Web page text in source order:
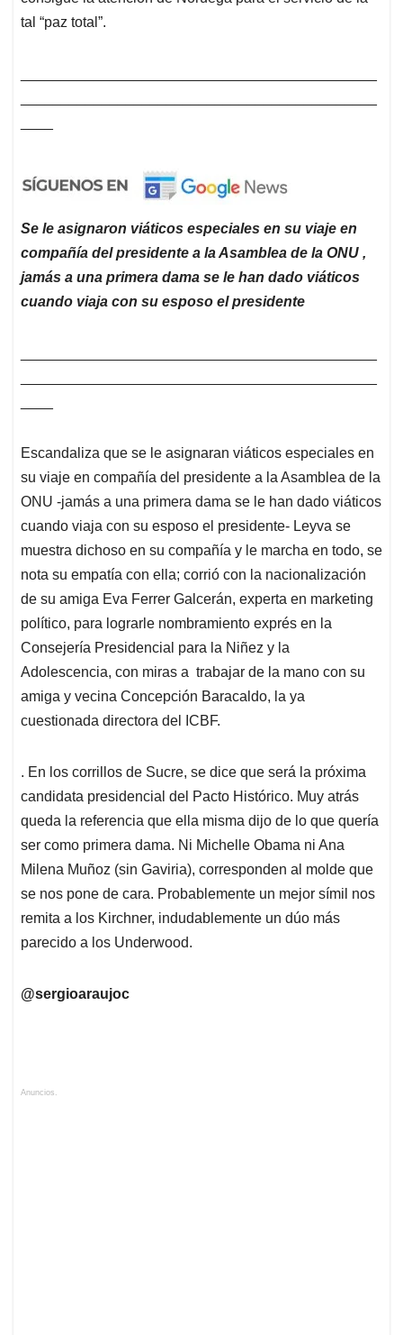
tal “paz total”.
Se le asignaron viáticos especiales en su viaje en
compañía del presidente a la Asamblea de la ONU ,
jamás a una primera dama se le han dado viáticos
cuando viaja con su esposo el presidente
Escandaliza que se le asignaran viáticos especiales en
su viaje en compañía del presidente a la Asamblea de la
ONU -jamás a una primera dama se le han dado viáticos
cuando viaja con su esposo el presidente- Leyva se
muestra dichoso en su compañía y le marcha en todo, se
nota su empatía con ella; corrió con la nacionalización
de su amiga Eva Ferrer Galcerán, experta en marketing
político, para lograrle nombramiento exprés en la
Consejería Presidencial para la Niñez y la
Adolescencia, con miras a trabajar de la mano con su
amiga y vecina Concepción Baracaldo, la ya
cuestionada directora del ICBF.
. En los corrillos de Sucre, se dice que será la próxima
candidata presidencial del Pacto Histórico. Muy atrás
queda la referencia que ella misma dijo de lo que quería
ser como primera dama. Ni Michelle Obama ni Ana
Milena Muñoz (sin Gaviria), corresponden al molde que
se nos pone de cara. Probablemente un mejor símil nos
remita a los Kirchner, indudablemente un dúo más
parecido a los Underwood.
@sergioaraujoc
Anuncios.